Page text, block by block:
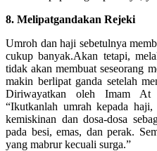
8. Melipatgandakan Rejeki
Umroh dan haji sebetulnya
cukup banyak.Akan tetapi,
tidak akan membuat seseorang
makin berlipat ganda setelah
Diriwayatkan oleh Imam At
“Ikutkanlah umrah kepada haji,
kemiskinan dan dosa-dosa
pada besi, emas, dan perak.
yang mabrur kecuali surga.”